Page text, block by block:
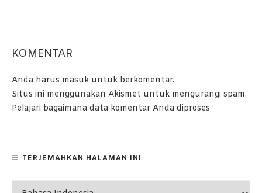
KOMENTAR
Anda harus masuk untuk berkomentar.
Situs ini menggunakan Akismet untuk mengurangi spam.
Pelajari bagaimana data komentar Anda diproses
TERJEMAHKAN HALAMAN INI